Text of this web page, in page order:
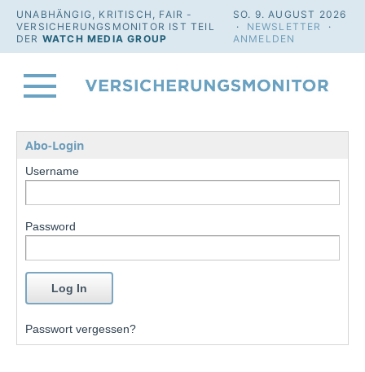
UNABHÄNGIG, KRITISCH, FAIR -
VERSICHERUNGSMONITOR IST TEIL
DER WATCH MEDIA GROUP
SO. 9. AUGUST 2026
· NEWSLETTER
·
ANMELDEN
Abo-Login
Username
Password
Passwort vergessen?